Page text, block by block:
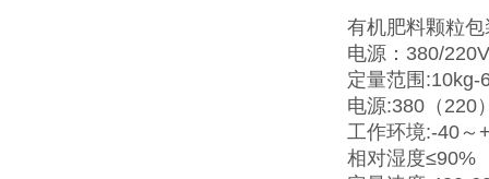
有机肥料颗粒
电源：380/
定量范围:10kg-
电源:380（220
工作环境:-40
相对湿度≤90%